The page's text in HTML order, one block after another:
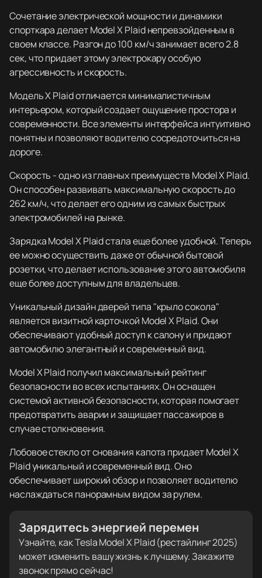
Сочетание электрической мощности и динамики
спорткара делает Model X Plaid непревзойденным в
своем классе. Разгон до 100 км/ч занимает всего 2.8
сек, что придает этому электрокару особую
агрессивность и скорость.
Модель X Plaid отличается минималистичным
интерьером, который создает ощущение простора и
современности. Все элементы интерфейса интуитивно
понятны и позволяют водителю сосредоточиться на
дороге.
Скорость - одно из главных преимуществ Model X Plaid.
Он способен развивать максимальную скорость до
262 км/ч, что делает его одним из самых быстрых
электромобилей на рынке.
Зарядка Model X Plaid стала еще более удобной. Теперь
ее можно осуществить даже от обычной бытовой
розетки, что делает использование этого автомобиля
еще более доступным для владельцев.
Уникальный дизайн дверей типа "крыло сокола"
является визитной карточкой Model X Plaid. Они
обеспечивают удобный доступ к салону и придают
автомобилю элегантный и современный вид.
Model X Plaid получил максимальный рейтинг
безопасности во всех испытаниях. Он оснащен
системой активной безопасности, которая помогает
предотвратить аварии и защищает пассажиров в
случае столкновения.
Лобовое стекло от снования капота придает Model X
Plaid уникальный и современный вид. Оно
обеспечивает широкий обзор и позволяет водителю
наслаждаться панорамным видом за рулем.
Зарядитесь энергией перемен
Узнайте, как Tesla Model X Plaid (рестайлинг 2025)
может изменить вашу жизнь к лучшему. Закажите
звонок прямо сейчас!